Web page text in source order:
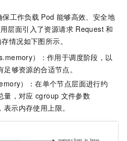
工作负载 Pod 能够高效、安全地
层面引入了资源请求 Request 和
情况如下图所示。
）：作用于调度阶段，以
够资源的合适节点。
）：在单个节点层面进行约
量，对应 cgroup 文件参数
示内存使用上限。